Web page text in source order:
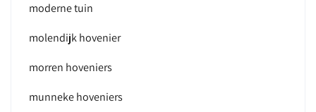
moderne tuin
molendijk hovenier
morren hoveniers
munneke hoveniers